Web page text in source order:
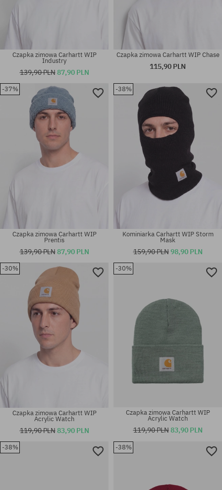
rozmiar uniwersalny rozmiar uniwersalny
rozmiar uniwersalny
Czapka zimowa Carhartt WIP
Industry
139,90 PLN87,90 PLN
Czapka zimowa Carhartt WIP Chase
115,90 PLN
-37%
Czapka zimowa Carhartt WIP
Prentis
139,90 PLN87,90 PLN
-38%
Kominiarka Carhartt WIP Storm
Mask
159,90 PLN98,90 PLN
-30%
Czapka zimowa Carhartt WIP
Acrylic Watch
119,90 PLN83,90 PLN
-30%
Czapka zimowa Carhartt WIP
Acrylic Watch
119,90 PLN83,90 PLN
-38% -38%